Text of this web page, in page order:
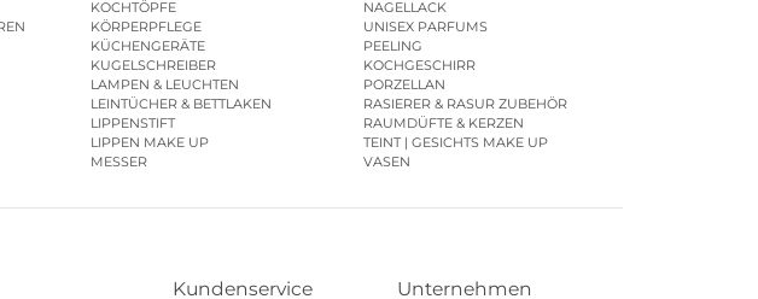
KOCHTÖPFE
KÖRPERPFLEGE
KÜCHENGERÄTE
KUGELSCHREIBER
LAMPEN & LEUCHTEN
LEINTÜCHER & BETTLAKEN
LIPPENSTIFT
LIPPEN MAKE UP
MESSER
NAGELLACK
UNISEX PARFUMS
PEELING
KOCHGESCHIRR
PORZELLAN
RASIERER & RASUR ZUBEHÖR
RAUMDÜFTE & KERZEN
TEINT | GESICHTS MAKE UP
VASEN
Kundenservice Unternehmen